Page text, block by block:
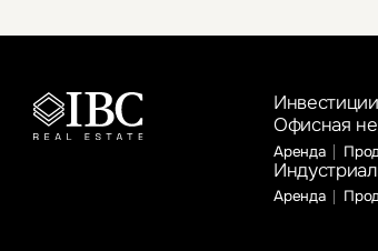
Инвестиции
Офисная
Аренда
Аренда